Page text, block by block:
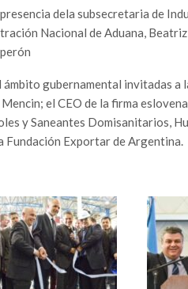
dela subsecretaria de
Nacional de Aduana,
gubernamental invitadas a
el CEO de la firma
y Saneantes Domisanitarios,
Fundación Exportar de Argentina.